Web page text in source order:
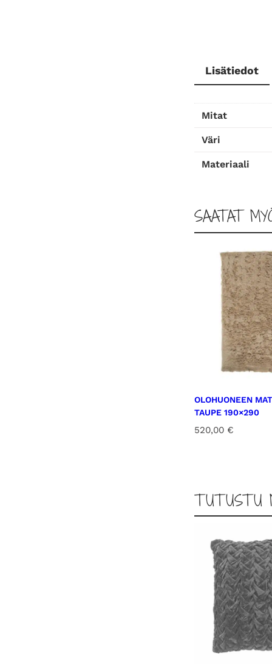
Lisätiedot
Mitat
Väri
Materiaali
SAATAT
OLOHUONEEN
TAUPE 190×290
520,00 €
TUTUSTU